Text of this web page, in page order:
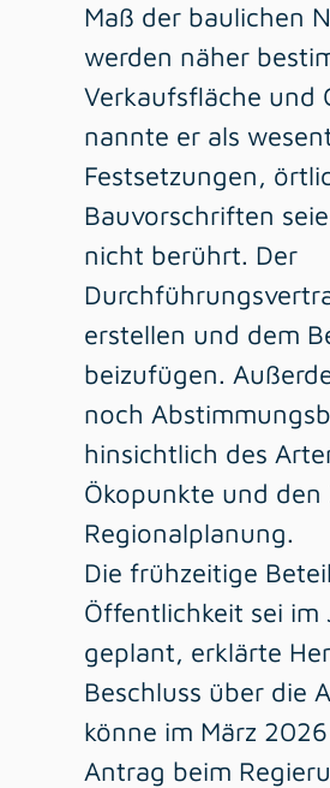
Maß der baulichen
werden näher
Verkaufsfläche und
nannte er als
Festsetzungen,
Bauvorschriften
nicht berührt. Der
erstellen und dem
beizufügen.
noch
hinsichtlich des
Ökopunkte und den
Regionalplanung.
Die frühzeitige
Öffentlichkeit sei im
geplant, erklärte
Beschluss über die
könne im März
Antrag beim